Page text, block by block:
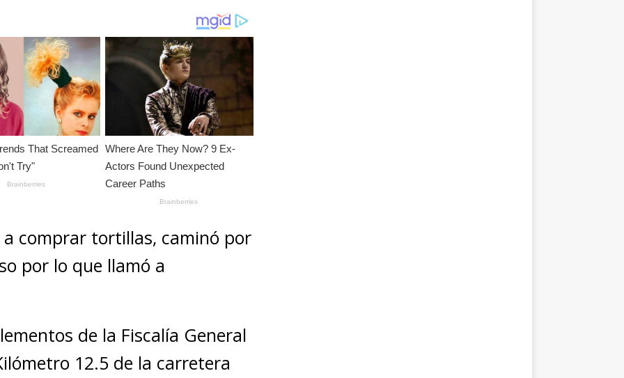
comprar tortillas, caminó por
por lo que llamó a
de la Fiscalía General
12.5 de la carretera